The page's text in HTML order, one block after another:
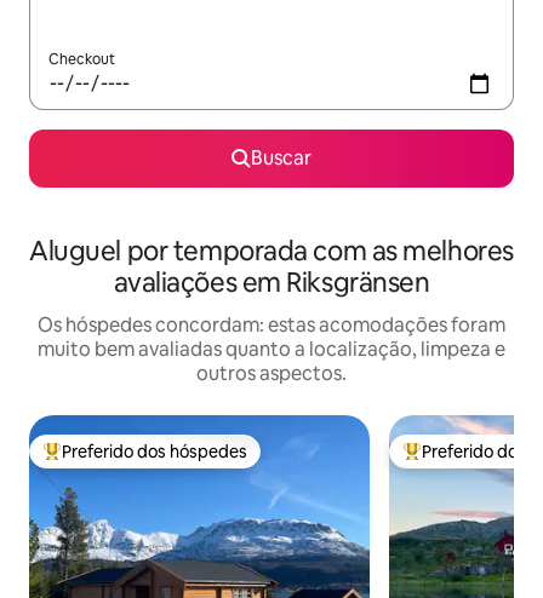
Checkout
Buscar
Aluguel por temporada com as melhores
avaliações em Riksgränsen
Os hóspedes concordam: estas acomodações foram
muito bem avaliadas quanto a localização, limpeza e
outros aspectos.
Entre os melhores preferidos dos hóspedes
Preferido dos hóspedes Entre os
Preferido dos